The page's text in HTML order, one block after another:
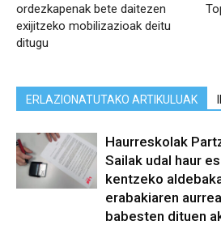
ordezkapenak bete daitezen
exijitzeko mobilizazioak deitu
ditugu
ERLAZIONATUTAKO ARTIKULUAK
Haurreskolak
Sailak udal haur
kentzeko
erabakiaren
babesten dituen